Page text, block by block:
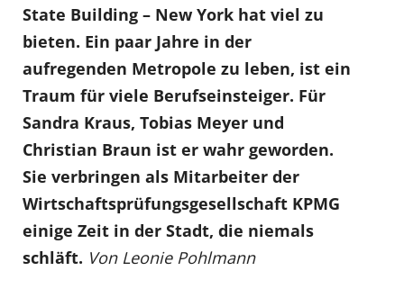
State Building – New York hat viel zu
bieten. Ein paar Jahre in der
aufregenden Metropole zu leben, ist ein
Traum für viele Berufseinsteiger. Für
Sandra Kraus, Tobias Meyer und
Christian Braun ist er wahr geworden.
Sie verbringen als Mitarbeiter der
Wirtschaftsprüfungsgesellschaft KPMG
einige Zeit in der Stadt, die niemals
schläft. Von Leonie Pohlmann